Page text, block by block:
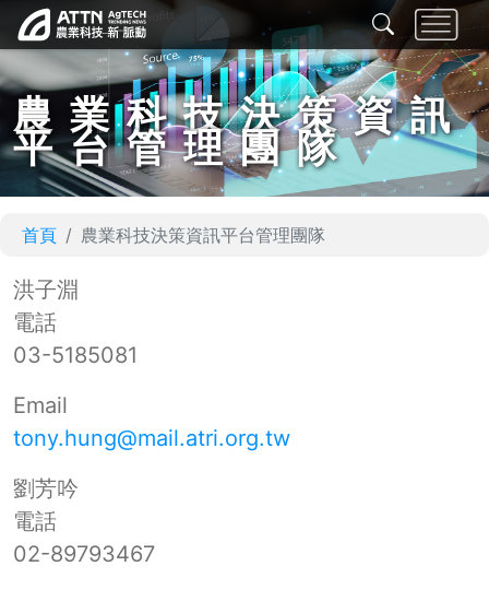
農業科技決策資訊
平台管理團隊
首頁 農業科技決策資訊平台管理團隊
洪子淵
電話
03-5185081
Email
tony.hung@mail.atri.org.tw
劉芳吟
電話
02-89793467